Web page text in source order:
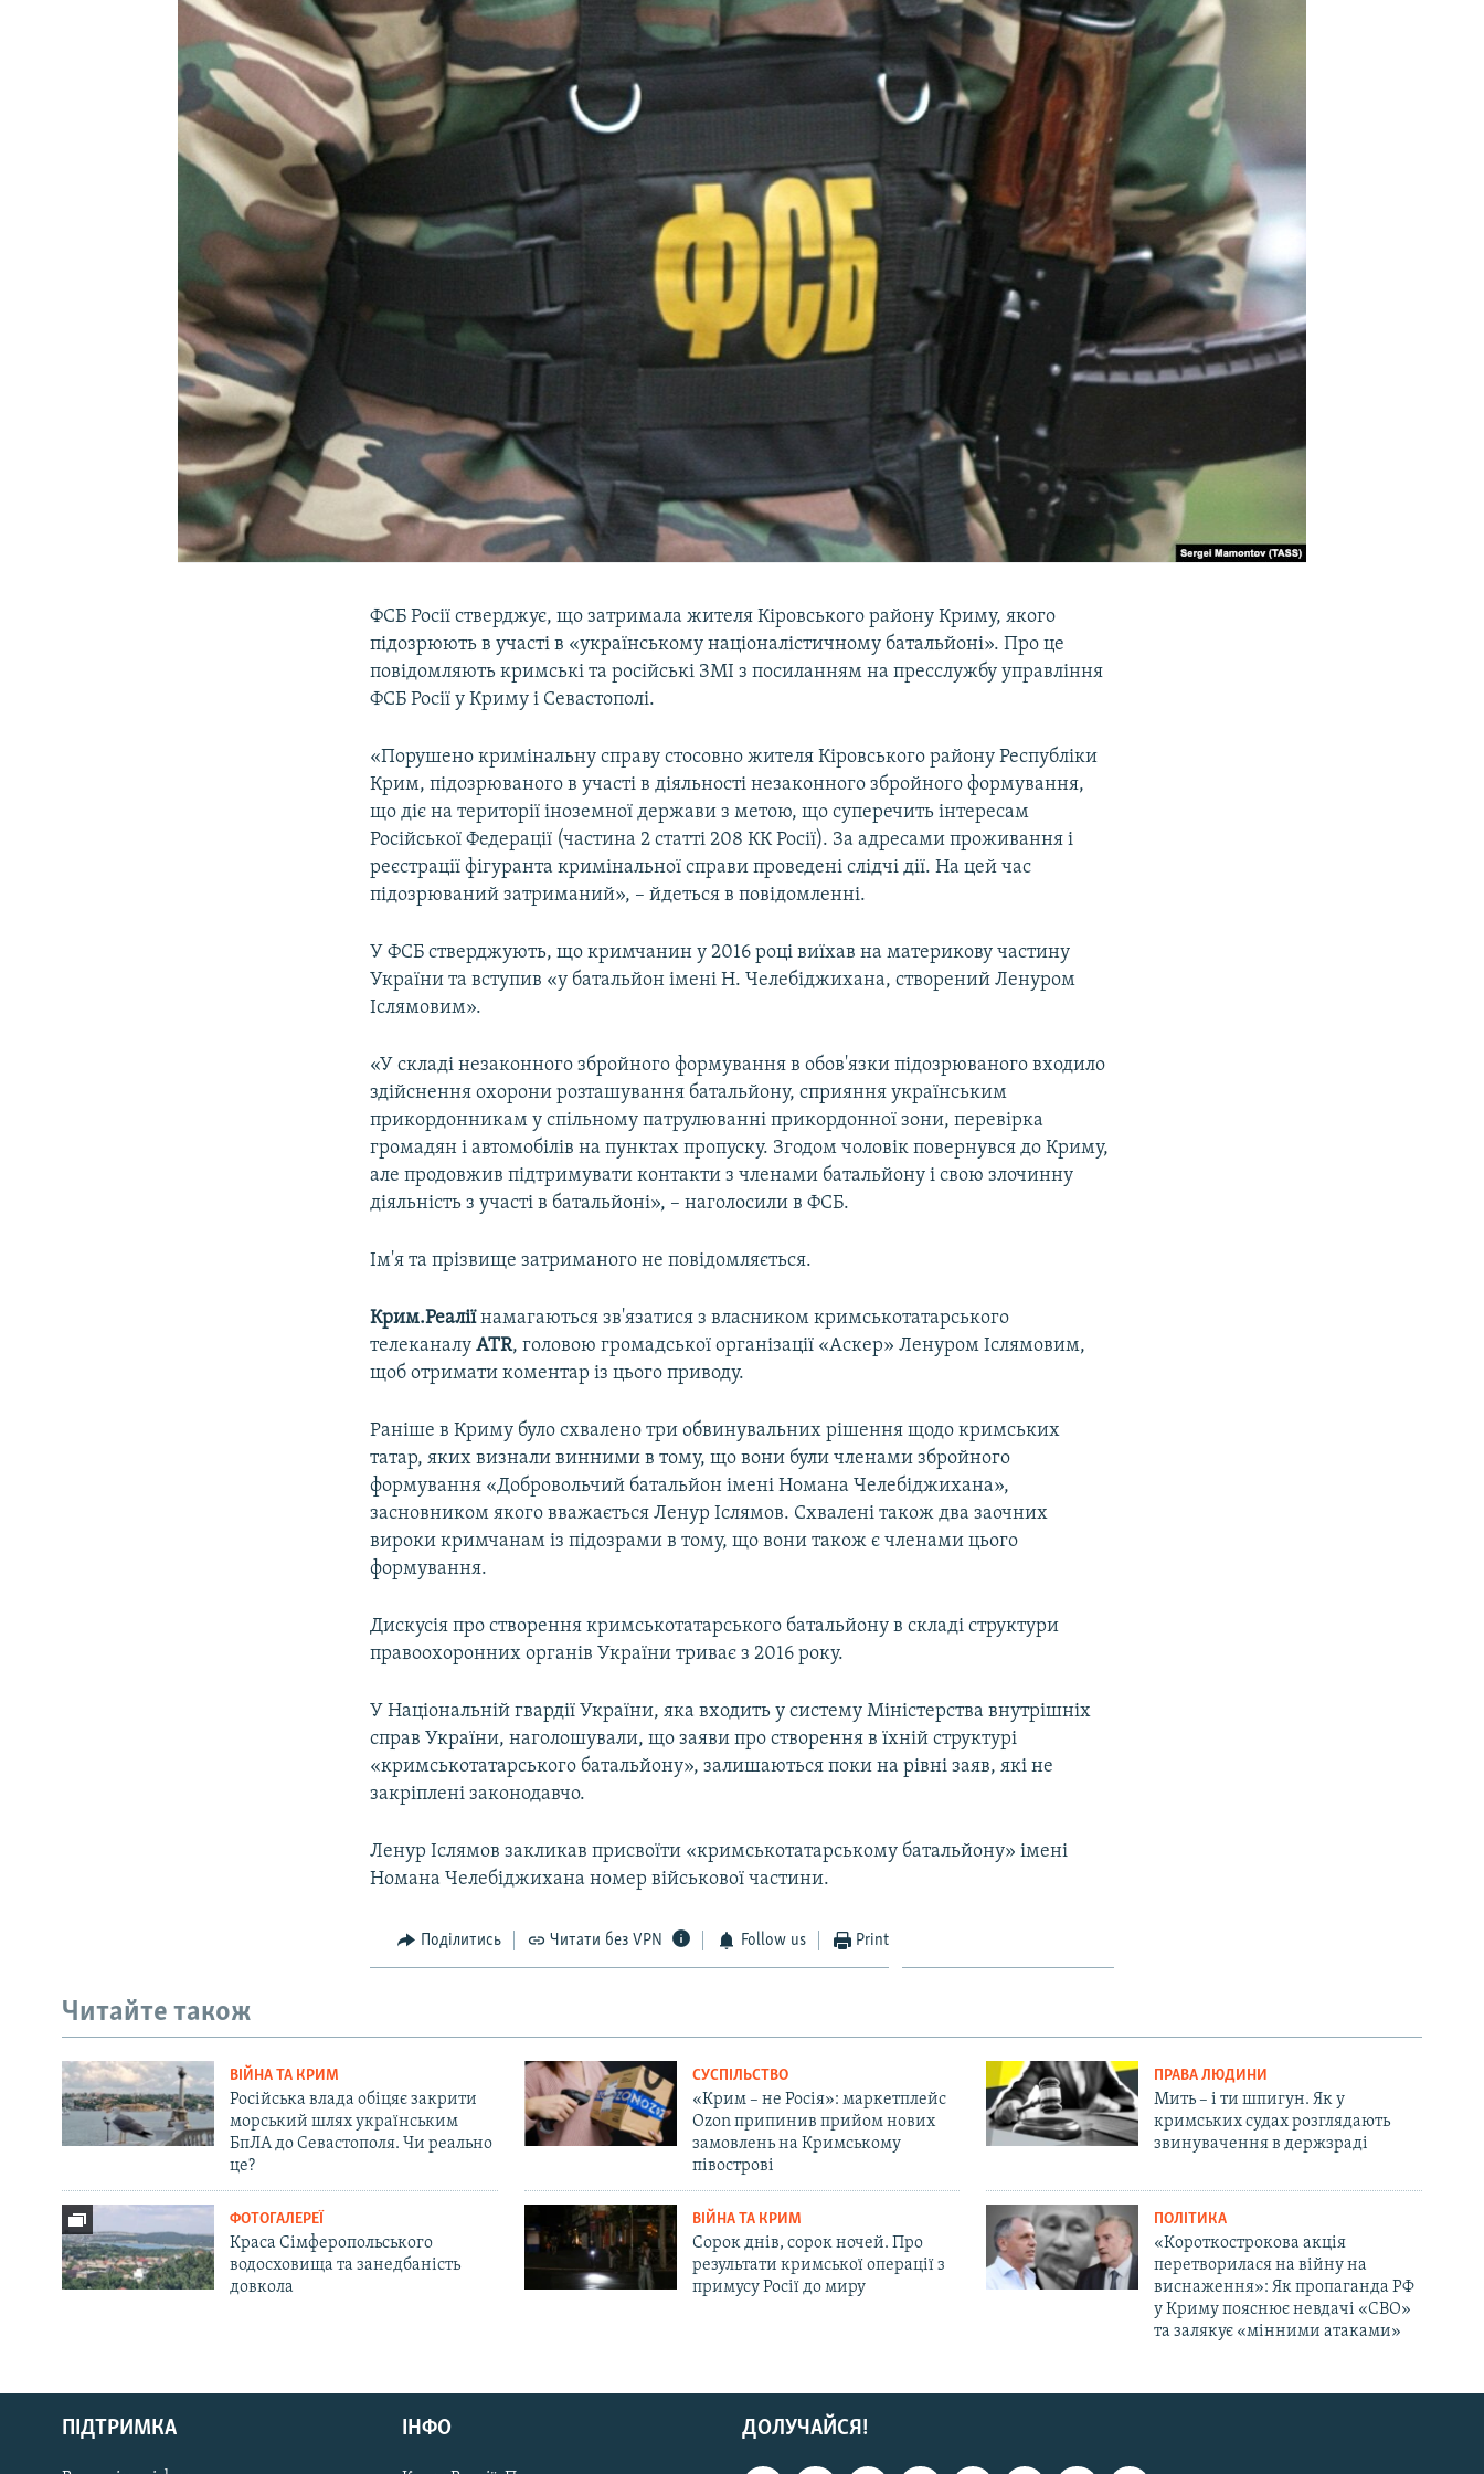
УКРАЇНСЬКА ПРОБЛЕМА КРИМУ
Русский
Qırımtatar
ФСБ Росії стверджує, що затримала жителя Кіровського району Криму, якого
підозрюють в участі в «українському націоналістичному батальйоні». Про це
повідомляють кримські та російські ЗМІ з посиланням на пресслужбу управління
ФСБ Росії у Криму і Севастополі.
«Порушено кримінальну справу стосовно жителя Кіровського району Республіки
Крим, підозрюваного в участі в діяльності незаконного збройного формування,
що діє на території іноземної держави з метою, що суперечить інтересам
Російської Федерації (частина 2 статті 208 КК Росії). За адресами проживання і
реєстрації фігуранта кримінальної справи проведені слідчі дії. На цей час
підозрюваний затриманий», – йдеться в повідомленні.
У ФСБ стверджують, що кримчанин у 2016 році виїхав на материкову частину
України та вступив «у батальйон імені Н. Челебіджихана, створений Ленуром
Іслямовим».
«У складі незаконного збройного формування в обов'язки підозрюваного входило
здійснення охорони розташування батальйону, сприяння українським
прикордонникам у спільному патрулюванні прикордонної зони, перевірка
громадян і автомобілів на пунктах пропуску. Згодом чоловік повернувся до Криму,
але продовжив підтримувати контакти з членами батальйону і свою злочинну
діяльність з участі в батальйоні», – наголосили в ФСБ.
Ім'я та прізвище затриманого не повідомляється.
Крим.Реаліїнамагаються зв'язатися з власником кримськотатарського
телеканалуATR, головою громадської організації «Аскер» Ленуром Іслямовим,
щоб отримати коментар із цього приводу.
Раніше в Криму було схвалено три обвинувальних рішення щодо кримських
татар, яких визнали винними в тому, що вони були членами збройного
формування «Добровольчий батальйон імені Номана Челебіджихана»,
засновником якого вважається Ленур Іслямов. Схвалені також два заочних
вироки кримчанам із підозрами в тому, що вони також є членами цього
формування.
Дискусія про створення кримськотатарського батальйону в складі структури
правоохоронних органів України триває з 2016 року.
У Національній гвардії України, яка входить у систему Міністерства внутрішніх
справ України, наголошували, що заяви про створення в їхній структурі
«кримськотатарського батальйону», залишаються поки на рівні заяв, які не
закріплені законодавчо.
Ленур Іслямов закликав присвоїти «кримськотатарському батальйону» імені
Номана Челебіджихана номер військової частини.
Поділитись Читати без VPN Follow us Print
Читайте також
ВІЙНА ТА КРИМ
Російська влада обіцяє закрити
морський шлях українським
БпЛА до Севастополя. Чи реально
це?
СУСПІЛЬСТВО
«Крим – не Росія»: маркетплейс
Ozon припинив прийом нових
замовлень на Кримському
півострові
ПРАВА ЛЮДИНИ
Мить – і ти шпигун. Як у
кримських судах розглядають
звинувачення в держзраді
ФОТОГАЛЕРЕЇ
Краса Сімферопольського
водосховища та занедбаність
довкола
ВІЙНА ТА КРИМ
Сорок днів, сорок ночей. Про
результати кримської операції з
примусу Росії до миру
ПОЛІТИКА
«Короткострокова акція
перетворилася на війну на
виснаження»: Як пропаганда РФ
у Криму пояснює невдачі «СВО»
та залякує «мінними атаками»
ДОЛУЧАЙСЯ!
ПІДТРИМКА ІНФО